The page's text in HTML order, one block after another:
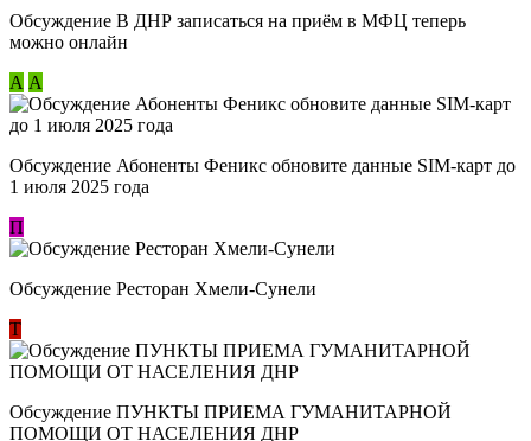
Обсуждение В ДНР записаться на приём в МФЦ теперь
можно онлайн
А А
Обсуждение Абоненты Феникс обновите данные SIM-карт до
1 июля 2025 года
П
Обсуждение Ресторан Хмели-Сунели
Т
Обсуждение ​ПУНКТЫ ПРИЕМА ГУМАНИТАРНОЙ
ПОМОЩИ ОТ НАСЕЛЕНИЯ ДНР